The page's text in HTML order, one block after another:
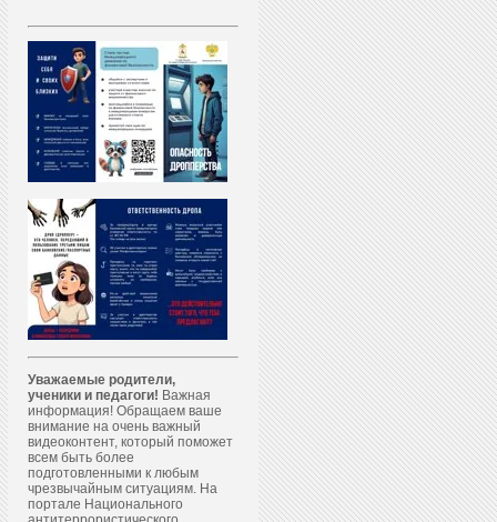
Уважаемые родители,
ученики и педагоги! Важная
информация! Обращаем ваше
внимание на очень важный
видеоконтент, который поможет
всем быть более
подготовленными к любым
чрезвычайным ситуациям. На
портале Национального